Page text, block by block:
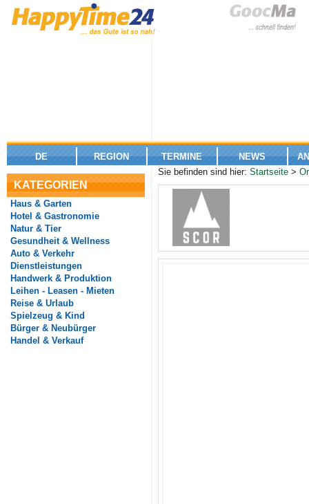
DE REGION TERMINE NEWS
KATEGORIEN
Haus & Garten
Hotel & Gastronomie
Natur & Tier
Gesundheit & Wellness
Auto & Verkehr
Dienstleistungen
Handwerk & Produktion
Leihen - Leasen - Mieten
Reise & Urlaub
Spielzeug & Kind
Bürger & Neubürger
Handel & Verkauf
Sie befinden sind hier: Startseite >